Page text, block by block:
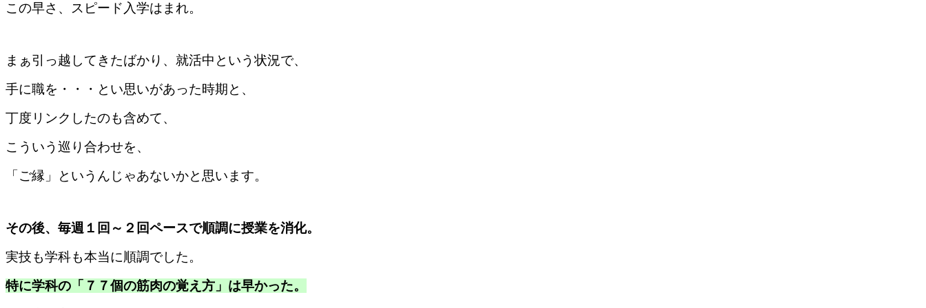
この早さ、スピード入学はまれ。
まぁ引っ越してきたばかり、就活中という状況で、
手に職を・・・とい思いがあった時期と、
丁度リンクしたのも含めて、
こういう巡り合わせを、
「ご縁」というんじゃあないかと思います。
その後、毎週１回～２回ペースで順調に授業を消化。
実技も学科も本当に順調でした。
特に学科の「７７個の筋肉の覚え方」は早かった。